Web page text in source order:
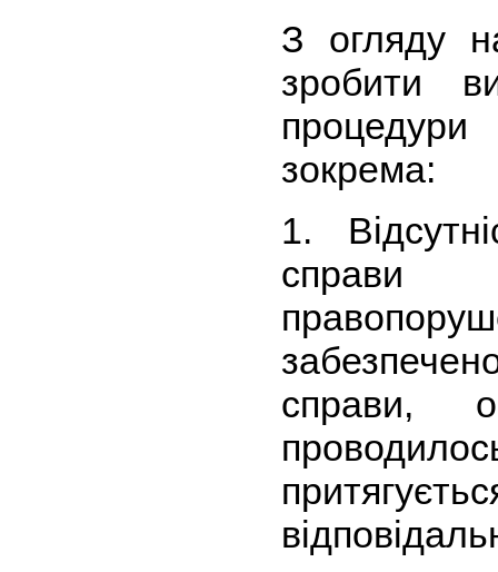
З огляду
зробити
зокрема:
1.
справи
справи,